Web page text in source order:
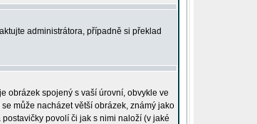
administrátora, případně si překlad
obrázek spojený s vaší úrovní, obvykle ve
může nacházet větší obrázek, známý jako
povolí či jak s nimi naloží (v jaké